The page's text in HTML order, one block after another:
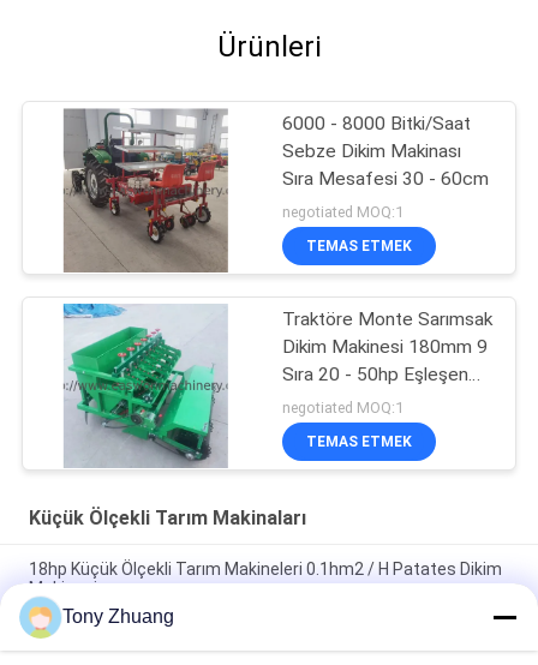
Ürünleri
6000 - 8000 Bitki/Saat
Sebze Dikim Makinası
Sıra Mesafesi 30 - 60cm
negotiated MOQ:1
TEMAS ETMEK
Traktöre Monte Sarımsak
Dikim Makinesi 180mm 9
Sıra 20 - 50hp Eşleşen
Güç
negotiated MOQ:1
TEMAS ETMEK
Küçük Ölçekli Tarım Makinaları
18hp Küçük Ölçekli Tarım Makineleri 0.1hm2 / H Patates Dikim
Makinesi
Disk Dia660mm Öne Monteli Elektrikli Tırmık, 70hp Ağır Hizmet
Diskli Tırmık
Tony Zhuang